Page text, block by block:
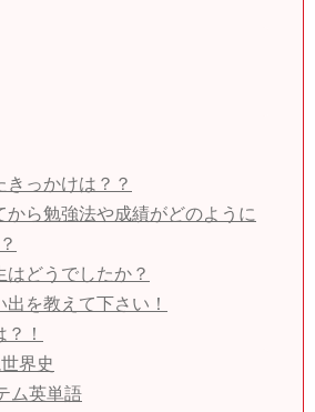
っかけは？？
から勉強法や成績がどのように
はどうでしたか？
を教えて下さい！
！
界史
ム英単語